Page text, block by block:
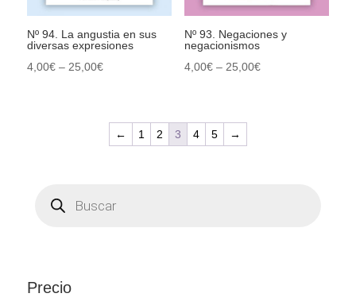
Nº 94. La angustia en sus
diversas expresiones
4,00€– 25,00€
Nº 93. Negaciones y
negacionismos
4,00€– 25,00€
← 1 2 3 4 5 →
productos
Precio